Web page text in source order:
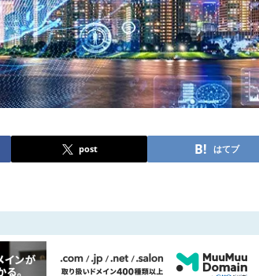
post はてブ